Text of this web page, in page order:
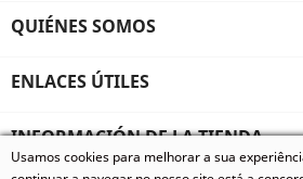
QUIÉNES SOMOS
ENLACES ÚTILES
INFORMACIÓN DE LA TIENDA
© 2026 - Vivum - Especializados em
Usamos cookies para melhorar a sua